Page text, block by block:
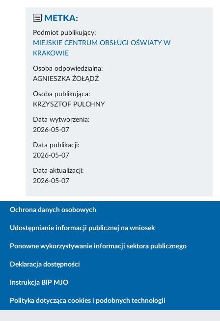
METKA:
Podmiot publikujący:
MIEJSKIE CENTRUM OBSŁUGI OŚWIATY W
KRAKOWIE
Osoba odpowiedzialna:
AGNIESZKA ŻOŁĄDŹ
Osoba publikująca:
KRZYSZTOF PULCHNY
Data wytworzenia:
2026-05-07
Data publikacji:
2026-05-07
Data aktualizacji:
2026-05-07
Ochrona danych osobowych
Udostępnianie informacji publicznej na wniosek
Ponowne wykorzystywanie informacji sektora publicznego
Deklaracja dostępności
Instrukcja BIP MJO
Polityka dotycząca cookies i podobnych technologii